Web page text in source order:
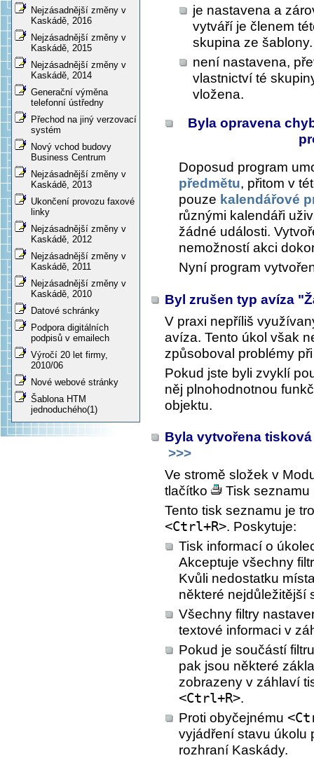
Nejzásadnější změny v
Kaskádě, 2016
Nejzásadnější změny v
Kaskádě, 2015
Nejzásadnější změny v
Kaskádě, 2014
Generační výměna
telefonní ústředny
Přechod na jiný verzovací
systém
Nový vchod budovy
Business Centrum
Nejzásadnější změny v
Kaskádě, 2013
Ukončení provozu faxové
linky
Nejzásadnější změny v
Kaskádě, 2012
Nejzásadnější změny v
Kaskádě, 2011
Nejzásadnější změny v
Kaskádě, 2010
Datové schránky
Podpora digitálních
podpisů v emailech
Výročí 20 let firmy,
2010/06
Nové webové stránky
Šablona HTM
jednoduchého(1)
je nastavena a
vytváří je členem
skupina ze šablony.
není nastavena,
vlastnictví té
vložena.
Byla opravena
Doposud program
předmětu, přitom v
pouze kalendářové
různými kalendáři
žádné události.
nemožností akci
Nyní program
Byl zrušen typ avíza
V praxi nepříliš
avíza. Tento úkol však
způsoboval problémy
Pokud jste byli zvyklí
něj plnohodnotnou
objektu.
Byla vytvořena
>>>
Ve stromě složek v
tlačítko
Tisk seznamu
Tento tisk seznamu je
<Ctrl+R>. Poskytuje:
Tisk informací o
Akceptuje všechny
Kvůli nedostatku
některé nejdůležitější
Všechny filtry
textové informaci v
Pokud je součástí
pak jsou některé
zobrazeny v záhlaví
<Ctrl+R>.
Proti obyčejnému
vyjádření stavu úkolu
rozhraní Kaskády.